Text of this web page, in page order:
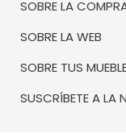
SOBRE LA
SOBRE LA WEB
SOBRE TUS
SUSCRÍBETE A LA